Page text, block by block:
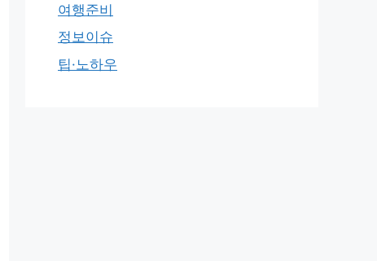
여행준비
정보이슈
팁·노하우